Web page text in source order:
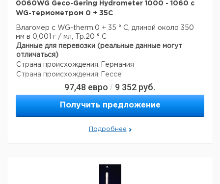
0060WG Geco-Gering Hydrometer 1000 - 1060 с
WG-термометром 0 + 35C
Влагомер с WG-therm.0 + 35 ° C, длиной около 350
мм в 0,001 г / мл, Tp.20 ° C
Данные для перевозки (реальные данные могут
отличаться)
Страна происхождения:
Германия
Страна происхождения: Гессе
97,48 евро / 9 352 руб.
Получить предложение
Подробнее